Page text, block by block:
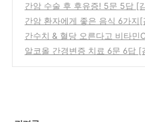
(0)
간암 수술 후 후유증! 5문 5답 [
(0)
간암 환자에게 좋은 음식 6가지[
(0)
간수치 & 혈당 오른다고 비타민
말어?
(0)
알코올 간경변증 치료 6문 6답 [